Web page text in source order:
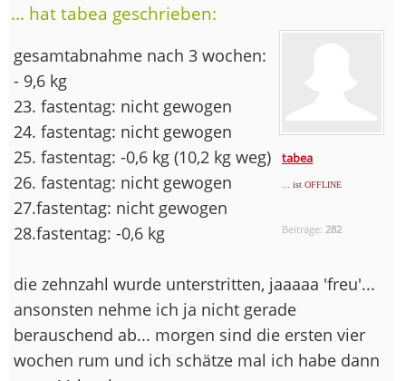
... hat tabea geschrieben:
tabea
... ist OFFLINE
Beiträge: 282
gesamtabnahme nach 3 wochen:
- 9,6 kg
23. fastentag: nicht gewogen
24. fastentag: nicht gewogen
25. fastentag: -0,6 kg (10,2 kg weg)
26. fastentag: nicht gewogen
27.fastentag: nicht gewogen
28.fastentag: -0,6 kg
die zehnzahl wurde unterstritten, jaaaaa 'freu'...
ansonsten nehme ich ja nicht gerade
berauschend ab... morgen sind die ersten vier
wochen rum und ich schätze mal ich habe dann